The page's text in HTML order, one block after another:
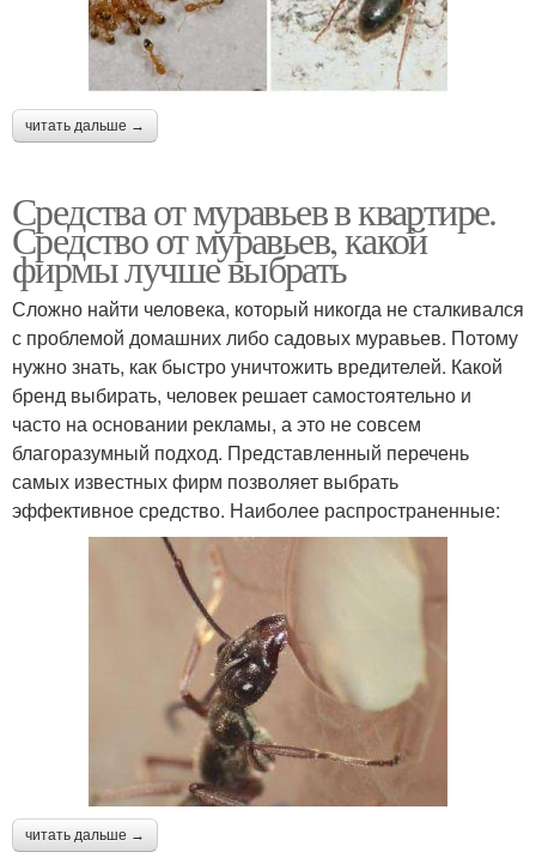
читать дальше →
Средства от муравьев в квартире.
Средство от муравьев, какой
фирмы лучше выбрать
Сложно найти человека, который никогда не сталкивался
с проблемой домашних либо садовых муравьев. Потому
нужно знать, как быстро уничтожить вредителей. Какой
бренд выбирать, человек решает самостоятельно и
часто на основании рекламы, а это не совсем
благоразумный подход. Представленный перечень
самых известных фирм позволяет выбрать
эффективное средство. Наиболее распространенные:
читать дальше →